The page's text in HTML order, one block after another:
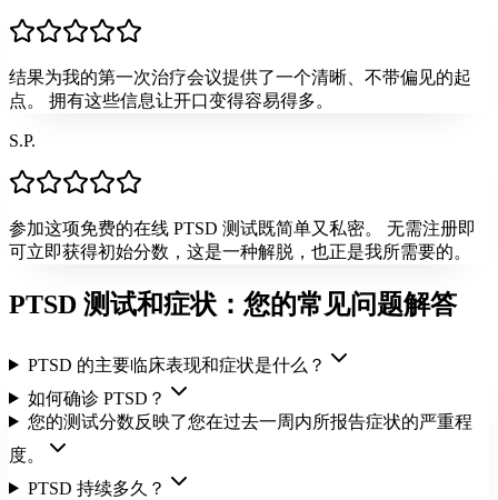
结果为我的第一次治疗会议提供了一个清晰、不带偏见的起
点。 拥有这些信息让开口变得容易得多。
S.P.
参加这项免费的在线 PTSD 测试既简单又私密。 无需注册即
可立即获得初始分数，这是一种解脱，也正是我所需要的。
PTSD 测试和症状：您的常见问题解答
PTSD 的主要临床表现和症状是什么？
如何确诊 PTSD？
您的测试分数反映了您在过去一周内所报告症状的严重程
度。
PTSD 持续多久？